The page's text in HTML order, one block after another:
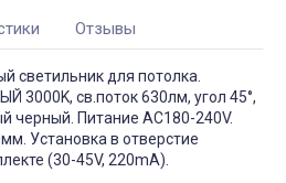
Отзывы
светильник для потолка.
3000K, св.поток 630лм, угол 45°,
черный. Питание AC180-240V.
Установка в отверстие
(30-45V, 220mA).